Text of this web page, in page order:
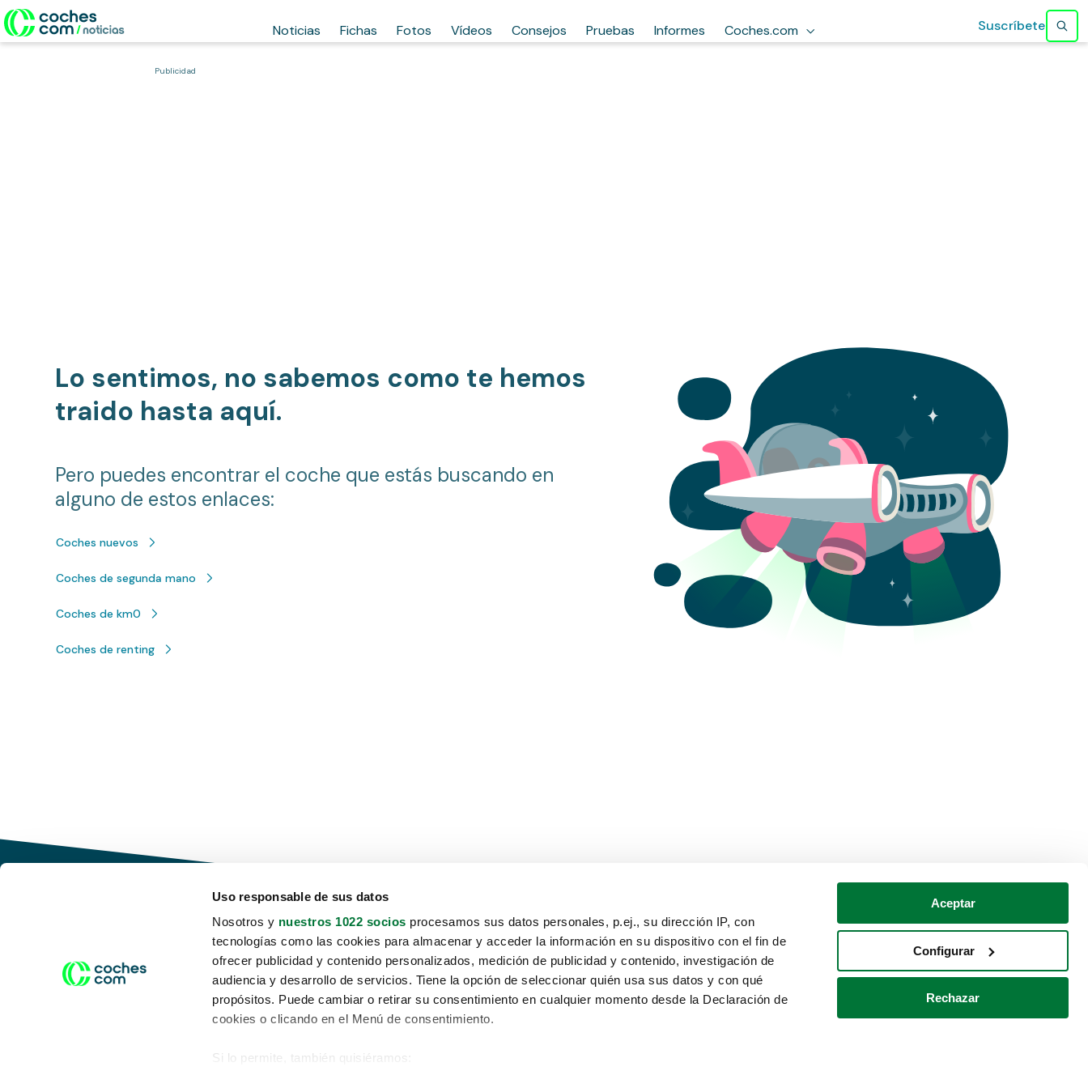
Uso responsable de sus datos
Nosotros y nuestros 1022 socios procesamos sus datos personales, p.ej., su dirección IP, con
tecnologías como las cookies para almacenar y acceder la información en su dispositivo con el fin de
ofrecer publicidad y contenido personalizados, medición de publicidad y contenido, investigación de
audiencia y desarrollo de servicios. Tiene la opción de seleccionar quién usa sus datos y con qué
propósitos. Puede cambiar o retirar su consentimiento en cualquier momento desde la Declaración de
cookies o clicando en el Menú de consentimiento.
Si lo permite, también quisiéramos:
Aceptar
Configurar
Rechazar
Noticias Fichas Fotos Vídeos Consejos Pruebas Informes Coches.com Suscríbete
Publicidad
Lo sentimos, no sabemos como te hemos
traido hasta aquí.
Pero puedes encontrar el coche que estás buscando en
alguno de estos enlaces:
Coches nuevos
Coches de segunda mano
Coches de km0
Coches de renting
Conduce tu futuro,
desata tu movilidad